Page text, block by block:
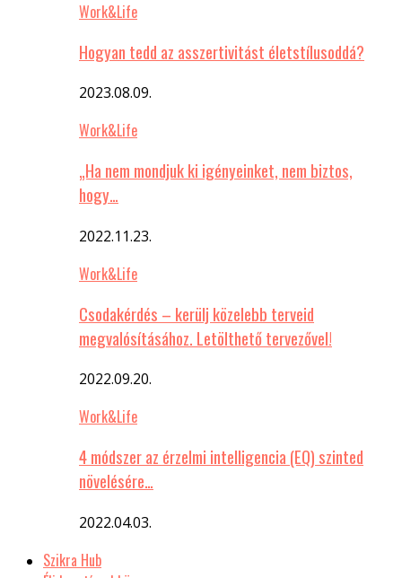
Work&Life
Hogyan tedd az asszertivitást életstílusoddá?
2023.08.09.
Work&Life
„Ha nem mondjuk ki igényeinket, nem biztos,
hogy…
2022.11.23.
Work&Life
Csodakérdés – kerülj közelebb terveid
megvalósításához. Letölthető tervezővel!
2022.09.20.
Work&Life
4 módszer az érzelmi intelligencia (EQ) szinted
növelésére…
2022.04.03.
Szikra Hub